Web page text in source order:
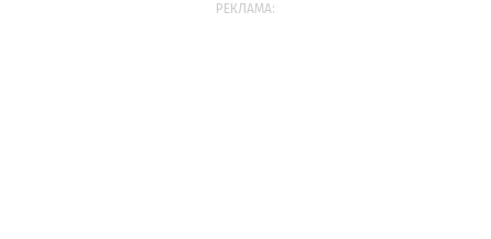
РЕКЛАМА: